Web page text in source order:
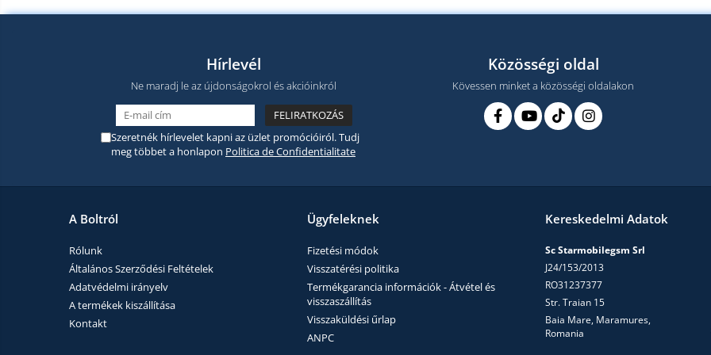
Hírlevél
Ne maradj le az újdonságokrol és akcióinkról
Szeretnék hírlevelet kapni az üzlet promócióiról. Tudj
meg többet a honlapon Politica de Confidentialitate
Közösségi oldal
Kövessen minket a közösségi oldalakon
A Boltról
Rólunk
Általános Szerződési Feltételek
Adatvédelmi irányelv
A termékek kiszállítása
Kontakt
Ügyfeleknek
Fizetési módok
Visszatérési politika
Termékgarancia információk - Átvétel és
visszaszállítás
Visszaküldési űrlap
ANPC
Kereskedelmi Adatok
Sc Starmobilegsm Srl
J24/153/2013
RO31237377
Str. Traian 15
Baia Mare, Maramures,
Romania